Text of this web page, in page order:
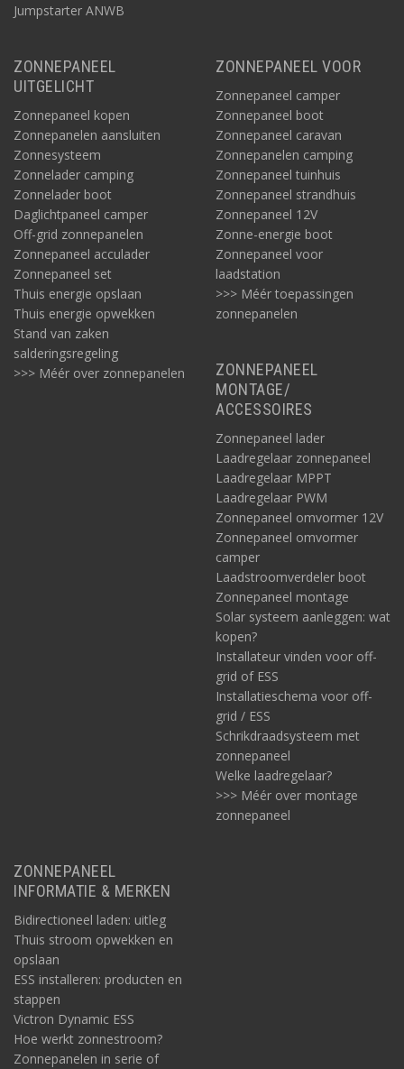
Jumpstarter ANWB
ZONNEPANEEL
UITGELICHT
Zonnepaneel kopen
Zonnepanelen aansluiten
Zonnesysteem
Zonnelader camping
Zonnelader boot
Daglichtpaneel camper
Off-grid zonnepanelen
Zonnepaneel acculader
Zonnepaneel set
Thuis energie opslaan
Thuis energie opwekken
Stand van zaken
salderingsregeling
>>> Méér over zonnepanelen
ZONNEPANEEL VOOR
Zonnepaneel camper
Zonnepaneel boot
Zonnepaneel caravan
Zonnepanelen camping
Zonnepaneel tuinhuis
Zonnepaneel strandhuis
Zonnepaneel 12V
Zonne-energie boot
Zonnepaneel voor
laadstation
>>> Méér toepassingen
zonnepanelen
ZONNEPANEEL
MONTAGE/
ACCESSOIRES
Zonnepaneel lader
Laadregelaar zonnepaneel
Laadregelaar MPPT
Laadregelaar PWM
Zonnepaneel omvormer 12V
Zonnepaneel omvormer
camper
Laadstroomverdeler boot
Zonnepaneel montage
Solar systeem aanleggen: wat
kopen?
Installateur vinden voor off-
grid of ESS
Installatieschema voor off-
grid / ESS
Schrikdraadsysteem met
zonnepaneel
Welke laadregelaar?
>>> Méér over montage
zonnepaneel
ZONNEPANEEL
INFORMATIE & MERKEN
Bidirectioneel laden: uitleg
Thuis stroom opwekken en
opslaan
ESS installeren: producten en
stappen
Victron Dynamic ESS
Hoe werkt zonnestroom?
Zonnepanelen in serie of